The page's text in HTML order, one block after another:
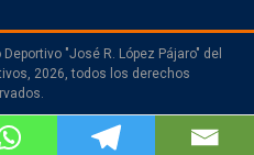
"José R. López Pájaro" del
2026, todos los derechos